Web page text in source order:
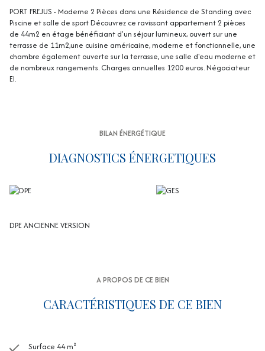
PORT FREJUS - Moderne 2 Pièces dans une Résidence de Standing avec
Piscine et salle de sport Découvrez ce ravissant appartement 2 pièces
de 44m2 en étage bénéficiant d'un séjour lumineux, ouvert sur une
terrasse de 11m2,une cuisine américaine, moderne et fonctionnelle, une
chambre également ouverte sur la terrasse, une salle d'eau moderne et
de nombreux rangements. Charges annuelles 1200 euros. Négociateur
EI.
BILAN ÉNERGÉTIQUE
DIAGNOSTICS ÉNERGETIQUES
DPE ANCIENNE VERSION
A PROPOS DE CE BIEN
CARACTÉRISTIQUES DE CE BIEN
Surface 44 m²